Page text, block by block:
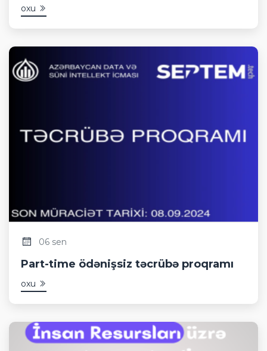
oxu
06 sen
Part-time ödənişsiz təcrübə proqramı
oxu